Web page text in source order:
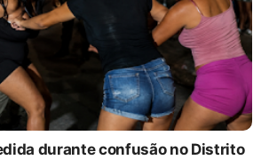
durante confusão no Distrito